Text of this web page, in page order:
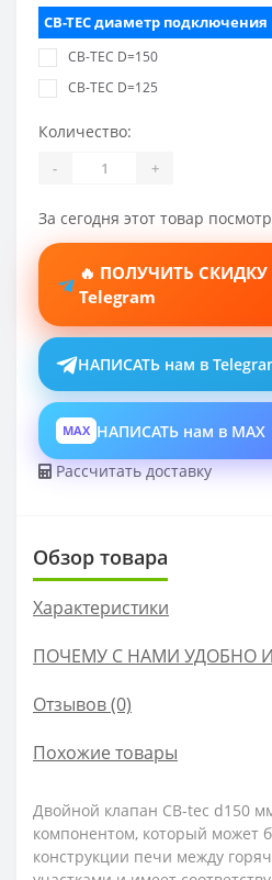
CB-TEC диаметр
CB-TEC D=150
CB-TEC D=125
Количество:
- +
За сегодня этот товар
🔥 ПОЛУЧИТЬ СКИДКУ
Telegram
НАПИСАТЬ нам в
MAX НАПИСАТЬ нам в MAX
Рассчитать доставку
Обзор товара
Характеристики
ПОЧЕМУ С НАМИ УДОБНО
Отзывов (0)
Похожие товары
Двойной клапан CB-tec d150
компонентом, который может
конструкции печи между